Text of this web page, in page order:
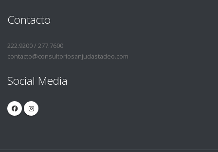
Contacto
222.9200 / 277.7600
contacto@consultoriosanjudastadeo.com
Social Media